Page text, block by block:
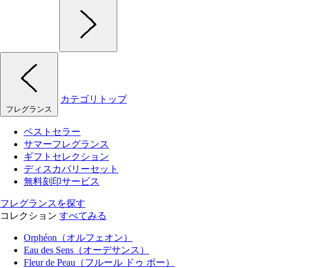
フレグランス
カテゴリトップ
ベストセラー
サマーフレグランス
ギフトセレクション
ディスカバリーセット
無料刻印サービス
フレグランスを探す
コレクション すべてみる
Orphéon（オルフェオン）
Eau des Sens（オーデサンス）
Fleur de Peau（フルール ドゥ ポー）